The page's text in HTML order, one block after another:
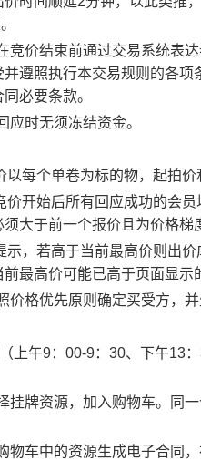
竞价结束前通过交易系统表
遵照执行本交易规则的各
必要条款。
应时无须冻结资金。
以每个单卷为标的物，起拍
价开始后所有回应成功的会
大于前一个报价且为价格
示，若高于当前最高价则出
最高价可能已高于页面显示
价格优先原则确定买受方，
上午9：00-9：30、下午13
挂牌资源，加入购物车。同
物车中的资源生成电子合同